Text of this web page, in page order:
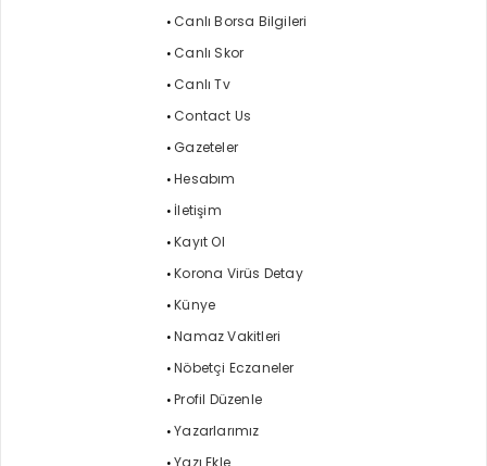
Canlı Borsa Bilgileri
Canlı Skor
Canlı Tv
Contact Us
Gazeteler
Hesabım
İletişim
Kayıt Ol
Korona Virüs Detay
Künye
Namaz Vakitleri
Nöbetçi Eczaneler
Profil Düzenle
Yazarlarımız
Yazı Ekle